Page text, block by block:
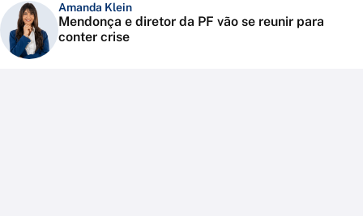
Amanda Klein
Mendonça e diretor da PF vão se reunir para
conter crise